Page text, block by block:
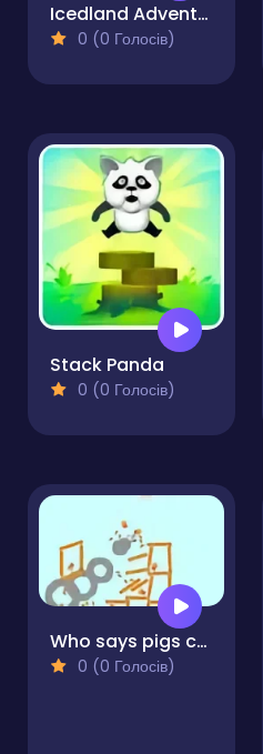
Icedland Adventure
0 (0 Голосів)
Stack Panda
0 (0 Голосів)
Who says pigs can't fly
0 (0 Голосів)